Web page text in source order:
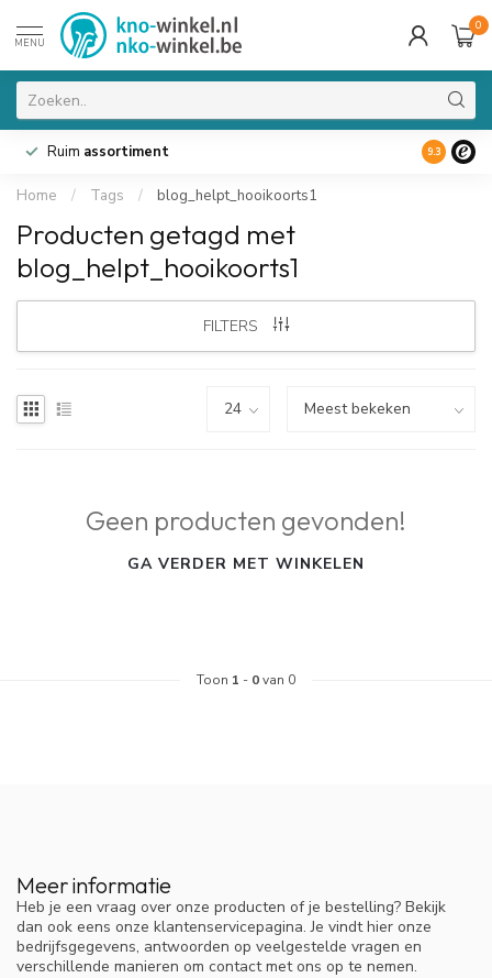
MENU
0
Ruim assortiment 9.3
Home / Tags / blog_helpt_hooikoorts1
Producten getagd met
blog_helpt_hooikoorts1
FILTERS
Geen producten gevonden!
GA VERDER MET WINKELEN
Toon 1 - 0van 0
Meer informatie
Heb je een vraag over onze producten of je bestelling? Bekijk
dan ook eens onze klantenservicepagina. Je vindt hier onze
bedrijfsgegevens, antwoorden op veelgestelde vragen en
verschillende manieren om contact met ons op te nemen.